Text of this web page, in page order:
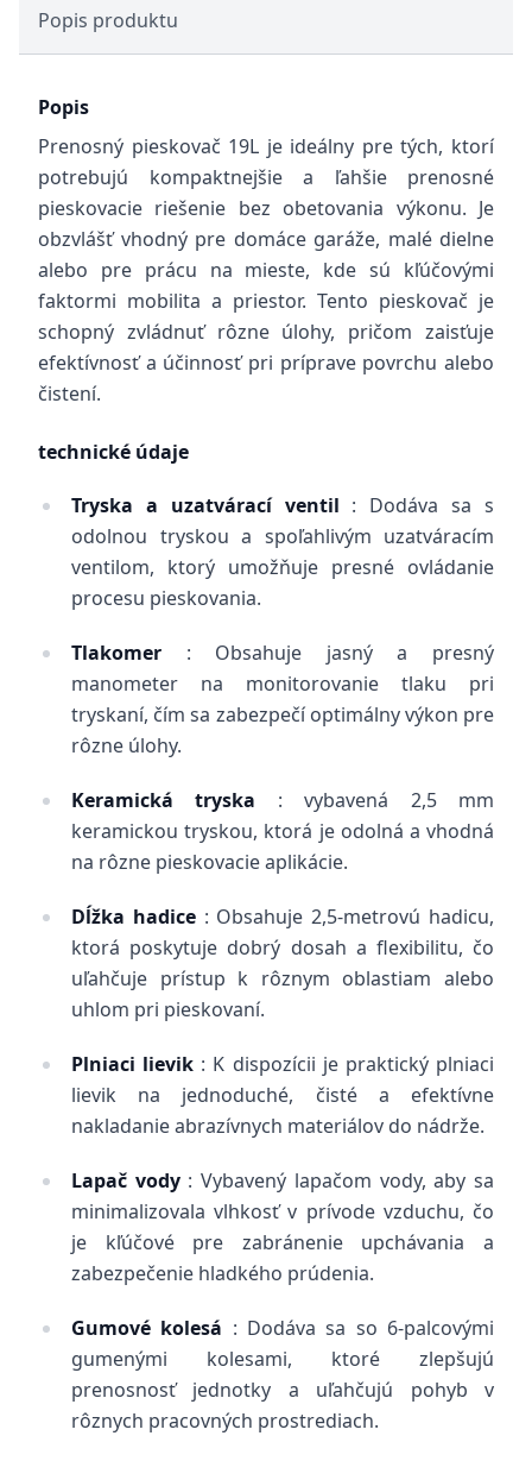
Popis produktu
Popis
Prenosný pieskovač 19L je ideálny pre tých, ktorí
potrebujú kompaktnejšie a ľahšie prenosné
pieskovacie riešenie bez obetovania výkonu. Je
obzvlášť vhodný pre domáce garáže, malé dielne
alebo pre prácu na mieste, kde sú kľúčovými
faktormi mobilita a priestor. Tento pieskovač je
schopný zvládnuť rôzne úlohy, pričom zaisťuje
efektívnosť a účinnosť pri príprave povrchu alebo
čistení.
technické údaje
Tryska a uzatvárací ventil : Dodáva sa s
odolnou tryskou a spoľahlivým uzatváracím
ventilom, ktorý umožňuje presné ovládanie
procesu pieskovania.
Tlakomer : Obsahuje jasný a presný
manometer na monitorovanie tlaku pri
tryskaní, čím sa zabezpečí optimálny výkon pre
rôzne úlohy.
Keramická tryska : vybavená 2,5 mm
keramickou tryskou, ktorá je odolná a vhodná
na rôzne pieskovacie aplikácie.
Dĺžka hadice: Obsahuje 2,5-metrovú hadicu,
ktorá poskytuje dobrý dosah a flexibilitu, čo
uľahčuje prístup k rôznym oblastiam alebo
uhlom pri pieskovaní.
Plniaci lievik : K dispozícii je praktický plniaci
lievik na jednoduché, čisté a efektívne
nakladanie abrazívnych materiálov do nádrže.
Lapač vody: Vybavený lapačom vody, aby sa
minimalizovala vlhkosť v prívode vzduchu, čo
je kľúčové pre zabránenie upchávania a
zabezpečenie hladkého prúdenia.
Gumové kolesá : Dodáva sa so 6-palcovými
gumenými kolesami, ktoré zlepšujú
prenosnosť jednotky a uľahčujú pohyb v
rôznych pracovných prostrediach.